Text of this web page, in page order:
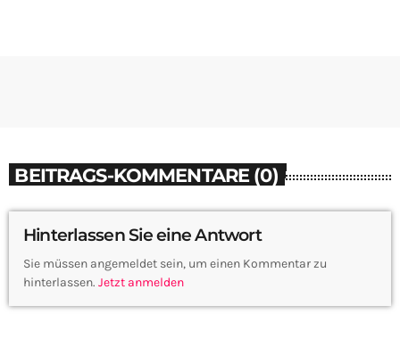
BEITRAGS-KOMMENTARE (0)
Hinterlassen Sie eine Antwort
Sie müssen angemeldet sein, um einen Kommentar zu
hinterlassen. Jetzt anmelden